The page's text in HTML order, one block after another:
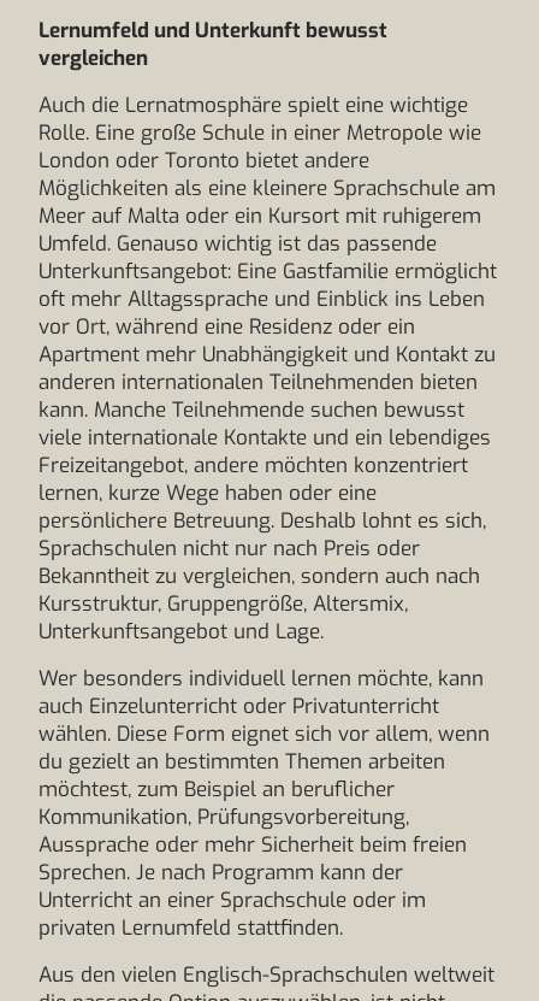
Lernumfeld und Unterkunft bewusst
vergleichen
Auch die Lernatmosphäre spielt eine wichtige
Rolle. Eine große Schule in einer Metropole wie
London oder Toronto bietet andere
Möglichkeiten als eine kleinere Sprachschule am
Meer auf Malta oder ein Kursort mit ruhigerem
Umfeld. Genauso wichtig ist das passende
Unterkunftsangebot: Eine Gastfamilie ermöglicht
oft mehr Alltagssprache und Einblick ins Leben
vor Ort, während eine Residenz oder ein
Apartment mehr Unabhängigkeit und Kontakt zu
anderen internationalen Teilnehmenden bieten
kann. Manche Teilnehmende suchen bewusst
viele internationale Kontakte und ein lebendiges
Freizeitangebot, andere möchten konzentriert
lernen, kurze Wege haben oder eine
persönlichere Betreuung. Deshalb lohnt es sich,
Sprachschulen nicht nur nach Preis oder
Bekanntheit zu vergleichen, sondern auch nach
Kursstruktur, Gruppengröße, Altersmix,
Unterkunftsangebot und Lage.
Wer besonders individuell lernen möchte, kann
auch Einzelunterricht oder Privatunterricht
wählen. Diese Form eignet sich vor allem, wenn
du gezielt an bestimmten Themen arbeiten
möchtest, zum Beispiel an beruflicher
Kommunikation, Prüfungsvorbereitung,
Aussprache oder mehr Sicherheit beim freien
Sprechen. Je nach Programm kann der
Unterricht an einer Sprachschule oder im
privaten Lernumfeld stattfinden.
Aus den vielen Englisch-Sprachschulen weltweit